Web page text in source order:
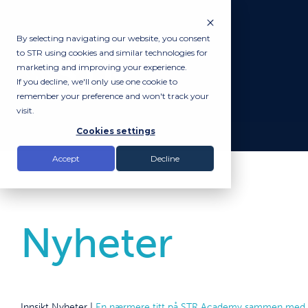
By selecting navigating our website, you consent
to STR using cookies and similar technologies for
marketing and improving your experience.
If you decline, we'll only use one cookie to
remember your preference and won't track your
visit.
Cookies settings
Accept Decline
Nyheter